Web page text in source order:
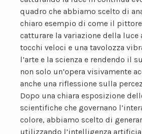
quadro che abbiamo scelto di
chiaro esempio di come il
catturare la variazione della luce
tocchi veloci e una tavolozza
l’arte e la scienza e rendendo il
non solo un’opera visivamente
anche una riflessione sulla
Dopo una chiara esposizione
scientifiche che governano
colore, abbiamo scelto di
utilizzando l’intelligenza